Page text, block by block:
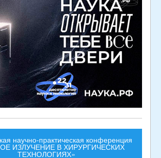
научно-практическая конференция
ИЗЛУЧЕНИЕ В ХИРУРГИЧЕСКИХ
ТЕХНОЛОГИЯХ»